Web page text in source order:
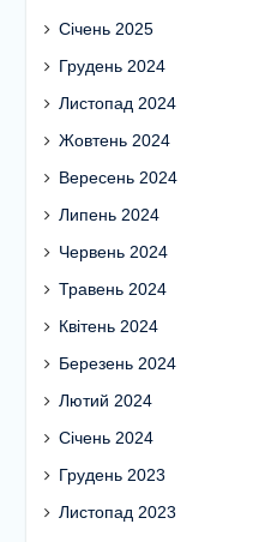
Січень 2025
Грудень 2024
Листопад 2024
Жовтень 2024
Вересень 2024
Липень 2024
Червень 2024
Травень 2024
Квітень 2024
Березень 2024
Лютий 2024
Січень 2024
Грудень 2023
Листопад 2023